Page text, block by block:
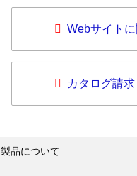
Webサイト
カタログ請求
製品について